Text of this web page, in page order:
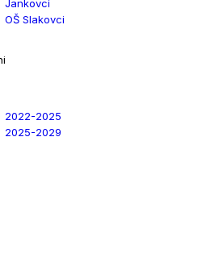
Jankovci
OŠ Slakovci
2022-2025
2025-2029